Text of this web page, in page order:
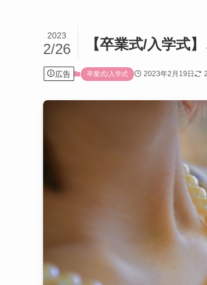
【卒業式/入学式
2023
2/26
広告 卒業式/入学式 2023年2月19日